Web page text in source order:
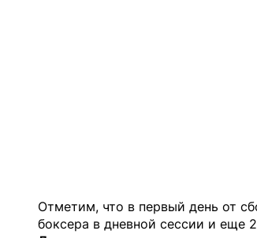
Отметим, что в первый день от
боксера в дневной сессии и еще